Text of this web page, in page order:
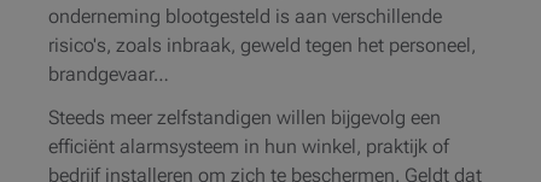
onderneming blootgesteld is aan verschillende
risico's, zoals inbraak, geweld tegen het personeel,
brandgevaar…
Steeds meer zelfstandigen willen bijgevolg een
efficiënt alarmsysteem in hun winkel, praktijk of
bedrijf installeren om zich te beschermen. Geldt dat